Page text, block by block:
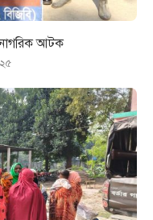
নাগরিক আটক